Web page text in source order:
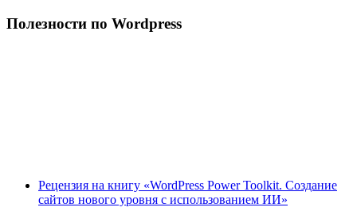
Полезности по Wordpress
Рецензия на книгу «WordPress Power Toolkit. Создание
сайтов нового уровня с использованием ИИ»